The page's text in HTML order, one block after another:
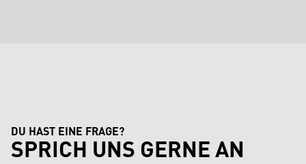
DU HAST EINE FRAGE?
SPRICH UNS GERNE AN